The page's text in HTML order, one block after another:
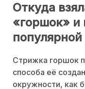
Откуда
«горшок» и
Стрижка горшок
способа её
окружности, как